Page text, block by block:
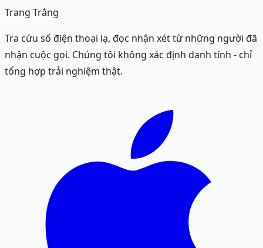
Trang Trắng
Tra cứu số điện thoại lạ, đọc nhận xét từ những người đã
nhận cuộc gọi. Chúng tôi không xác định danh tính - chỉ
tổng hợp trải nghiệm thật.